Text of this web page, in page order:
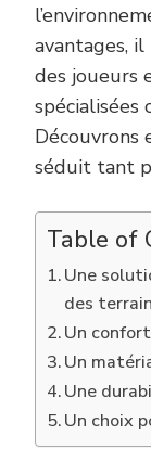
avantages,
des joueurs
spécialisées
Découvrons
séduit tant
Table of
Une
des
Un
Un
Une
Un choix